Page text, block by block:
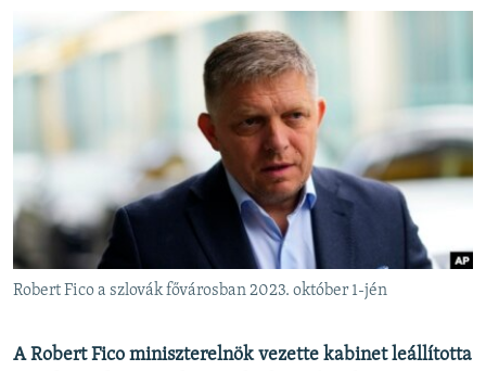
DEMOKRÁCIA
KLÍMAVÁLTOZÁS
A MÚLT TANULSÁGAI
Robert Fico a szlovák fővárosban 2023. október 1-jén
A Robert Fico miniszterelnök vezette kabinet leállította